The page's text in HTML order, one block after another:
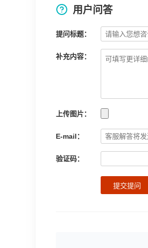
用户问答
提问标题：
补充内容：
上传图片：
E-mail：
验证码：
提交提问